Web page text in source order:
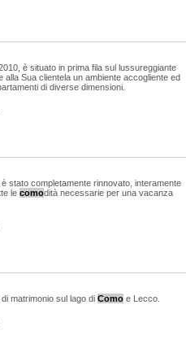
è situato in prima fila sul lussureggiante
Sua clientela un ambiente accogliente ed
di diverse dimensioni.
stato completamente rinnovato, interamente
le comodità necessarie per una vacanza
matrimonio sul lago di Como e Lecco.